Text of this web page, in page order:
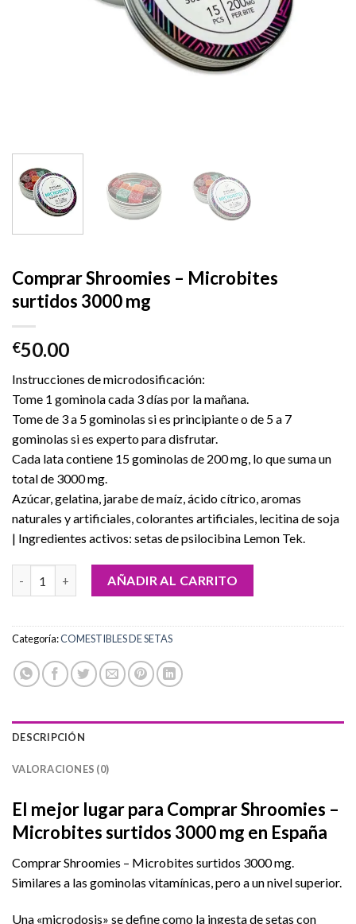
Comprar Shroomies – Microbites
surtidos 3000 mg
€50.00
Instrucciones de microdosificación:
Tome 1 gominola cada 3 días por la mañana.
Tome de 3 a 5 gominolas si es principiante o de 5 a 7
gominolas si es experto para disfrutar.
Cada lata contiene 15 gominolas de 200 mg, lo que suma un
total de 3000 mg.
Azúcar, gelatina, jarabe de maíz, ácido cítrico, aromas
naturales y artificiales, colorantes artificiales, lecitina de soja
| Ingredientes activos: setas de psilocibina Lemon Tek.
Comprar Shroomies – Microbites surtidos 3000 mg cantidad
AÑADIR AL CARRITO
Categoría:COMESTIBLES DE SETAS
DESCRIPCIÓN
VALORACIONES (0)
El mejor lugar para Comprar Shroomies –
Microbites surtidos 3000 mg en España
Comprar Shroomies – Microbites surtidos 3000 mg.
Similares a las gominolas vitamínicas, pero a un nivel superior.
Una «microdosis» se define como la ingesta de setas con